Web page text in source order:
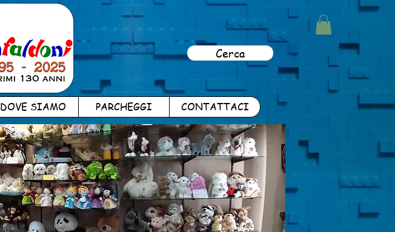
Cerca
DOVE SIAMO PARCHEGGI CONTATTACI